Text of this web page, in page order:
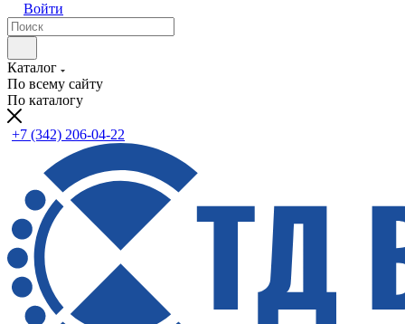
Войти
Каталог
По всему сайту
По каталогу
+7 (342) 206-04-22